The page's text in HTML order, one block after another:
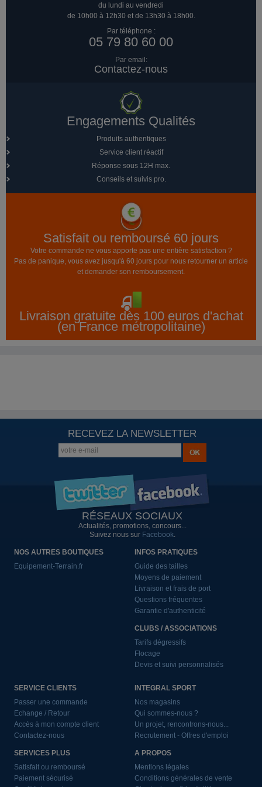
du lundi au vendredi
de 10h00 à 12h30 et de 13h30 à 18h00.
Par téléphone :
05 79 80 60 00
Par email:
Contactez-nous
Engagements Qualités
Produits authentiques
Service client réactif
Réponse sous 12H max.
Conseils et suivis pro.
Satisfait ou remboursé 60 jours
Votre commande ne vous apporte pas une entière satisfaction ?
Pas de panique, vous avez jusqu'à 60 jours pour nous retourner un article
et demander son remboursement.
Livraison gratuite dès 100 euros d'achat
(en France métropolitaine)
RECEVEZ LA NEWSLETTER
RÉSEAUX SOCIAUX
Actualités, promotions, concours...
Suivez nous sur Facebook.
NOS AUTRES BOUTIQUES
Equipement-Terrain.fr
INFOS PRATIQUES
Guide des tailles
Moyens de paiement
Livraison et frais de port
Questions fréquentes
Garantie d'authenticité
CLUBS / ASSOCIATIONS
Tarifs dégressifs
Flocage
Devis et suivi personnalisés
SERVICE CLIENTS
Passer une commande
Echange / Retour
Accès à mon compte client
Contactez-nous
SERVICES PLUS
Satisfait ou remboursé
Paiement sécurisé
INTEGRAL SPORT
Nos magasins
Qui sommes-nous ?
Un projet, rencontrons-nous...
Recrutement - Offres d'emploi
A PROPOS
Mentions légales
Conditions générales de vente